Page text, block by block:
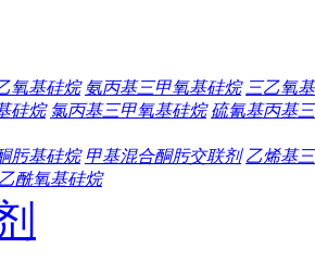
氧基硅烷 氨丙基三甲氧基硅烷 三乙氧
硅烷 氯丙基三甲氧基硅烷 硫氰基丙基
肟基硅烷 甲基混合酮肟交联剂 乙烯基
酰氧基硅烷